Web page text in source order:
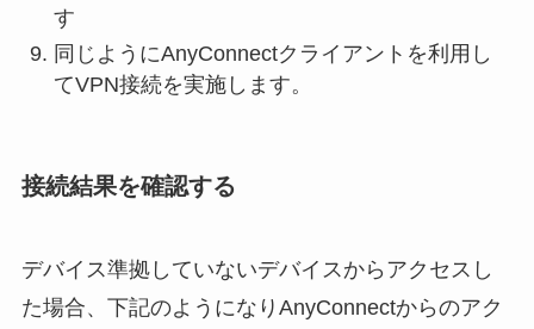
す
同じようにAnyConnectクライアントを利用し
てVPN接続を実施します。
接続結果を確認する
デバイス準拠していないデバイスからアクセスし
た場合、下記のようになりAnyConnectからのアク